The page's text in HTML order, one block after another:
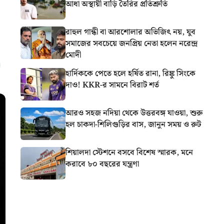
আধা অস্থায়ী বাড়ি তৈরির প্রতিশ্রুতি
রাহুল গান্ধী বা আরশোলার অভিজিৎ নয়, যুব
সমাজের সবচেয়ে জনপ্রিয় নেতা হলেন নরেন্দ্র
মোদী
হার্দিককে পেতে হলে হর্ষিত রানা, রিঙ্কু সিংকে
দাও! KKR-র সামনে বিরাট শর্ত
আরও সহজ নদিয়া থেকে উত্তরবঙ্গ যাওয়া, শুরু
হল চাকদা-শিলিগুড়ির বাস, জানুন সময় ও রুট
শিয়ালদা স্টেশনে বসবে বিশেষ স্মারক, মনে
করাবে ৮০ বছরের যন্ত্রণা